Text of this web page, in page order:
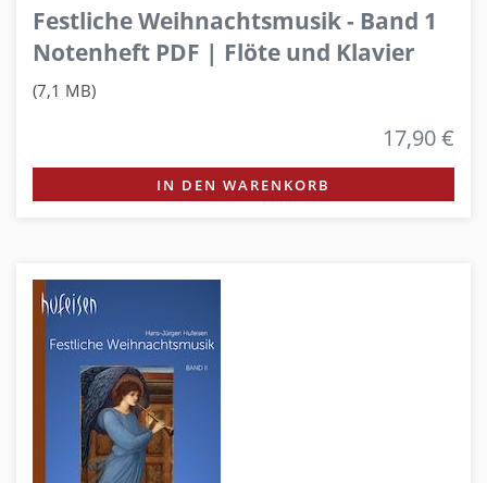
Festliche Weihnachtsmusik - Band 1
Notenheft PDF | Flöte und Klavier
(7,1 MB)
17,90 €
IN DEN WARENKORB